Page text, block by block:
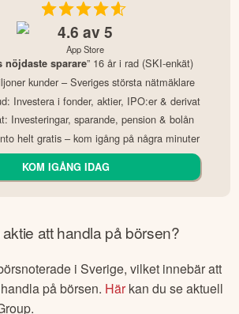
4.6 av 5
App Store
nöjdaste sparare” 16 år i rad (SKI-enkät)
kunder – Sveriges största nätmäklare
Investera i fonder, aktier, IPO:er & derivat
Investeringar, sparande, pension & bolån
helt gratis – kom igång på några minuter
KOM IGÅNG IDAG
aktie att handla på börsen?
i Sverige, vilket innebär att
på börsen. Härkan du se aktuell
.